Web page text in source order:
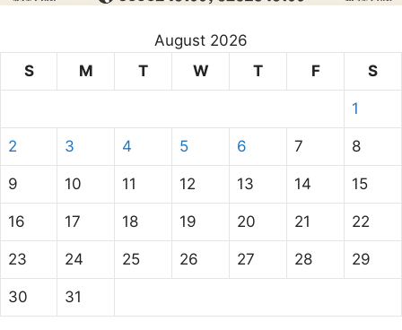
August 2026
S
M T W T F S
1
2 3 4 5 6 7 8
9 10 11 12 13 14 15
16 17 18 19 20 21 22
23 24 25 26 27 28 29
30 31